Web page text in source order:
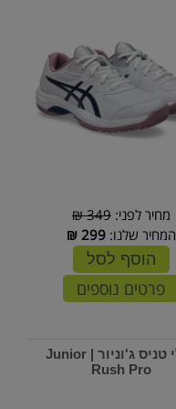
מחיר לפני:349 ₪
המחיר שלנו:299
₪
הוסף לסל
פרטים נוספים
נעלי טניס ג'וניור | Junior
Rush Pro